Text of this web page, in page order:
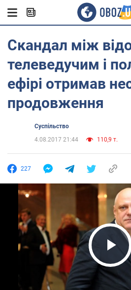
Скандал між
телеведучим і
ефірі отримав
продовження
Суспільство
4.08.2017 21:44
110,9 т.
227
Play